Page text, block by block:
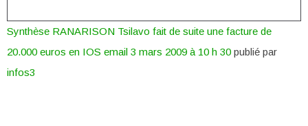
Synthèse RANARISON Tsilavo fait de suite une facture de
20.000 euros en IOS email 3 mars 2009 à 10 h 30 publié par
infos3